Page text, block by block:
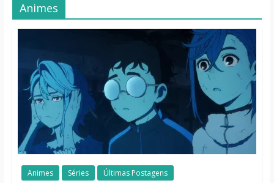
Animes
Animes Séries Últimas Postagens